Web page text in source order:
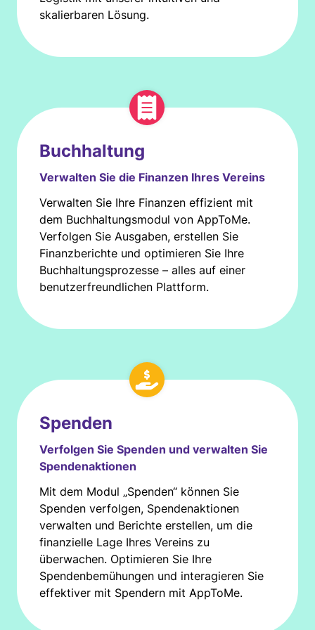
skalierbaren Lösung.
Buchhaltung
Verwalten Sie die Finanzen Ihres Vereins
Verwalten Sie Ihre Finanzen effizient mit
dem Buchhaltungsmodul von AppToMe.
Verfolgen Sie Ausgaben, erstellen Sie
Finanzberichte und optimieren Sie Ihre
Buchhaltungsprozesse – alles auf einer
benutzerfreundlichen Plattform.
Spenden
Verfolgen Sie Spenden und verwalten Sie
Spendenaktionen
Mit dem Modul „Spenden“ können Sie
Spenden verfolgen, Spendenaktionen
verwalten und Berichte erstellen, um die
finanzielle Lage Ihres Vereins zu
überwachen. Optimieren Sie Ihre
Spendenbemühungen und interagieren Sie
effektiver mit Spendern mit AppToMe.